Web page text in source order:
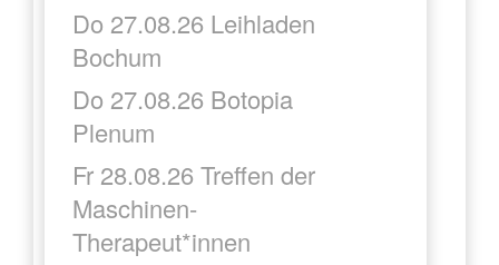
Do 27.08.26 Leihladen
Bochum
Do 27.08.26 Botopia
Plenum
Fr 28.08.26 Treffen der
Maschinen-
Therapeut*innen